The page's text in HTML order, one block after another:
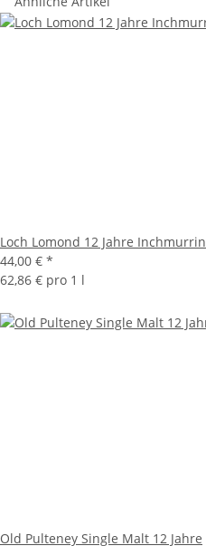
Loch Lomond 12 Jahre Inchmurrin
44,00 € *
62,86 € pro 1 l
Old Pulteney Single Malt 12 Jahre